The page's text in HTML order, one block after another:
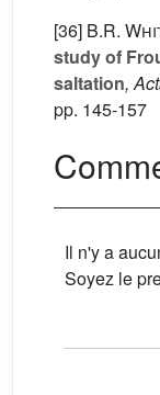
[36] B.R.
study of
saltation,
pp. 145-157
Il n'y a
Soyez le